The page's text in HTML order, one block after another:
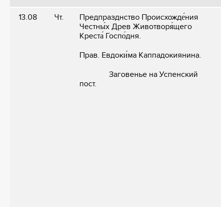
13.08 Чт.
Предпразднство Происхожде́ния
Честны́х Древ Животворя́щего
Креста́ Госпо́дня.
Прав. Евдоки́ма Каппадокиянина.
Заговенье на Успенский
пост.